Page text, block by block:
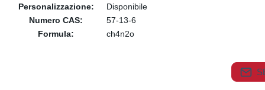
Personalizzazione:
Disponibile
Numero CAS:
57-13-6
Formula:
ch4n2o